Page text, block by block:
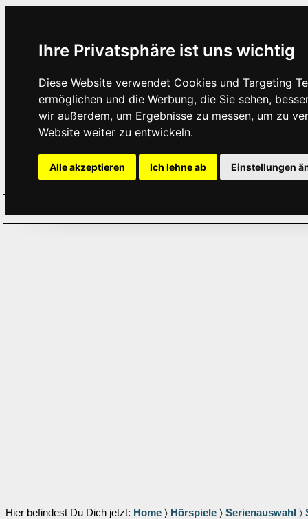
Ihre Privatsphäre ist uns wichtig
Diese Website verwendet Cookies und Targeting
ermöglichen und die Werbung, die Sie sehen,
wir außerdem, um Ergebnisse zu messen, um zu
Website weiter zu entwickeln.
Alle akzeptieren Ich lehne ab Einstellungen
Hier befindest Du Dich jetzt: Home 〉 Hörspiele 〉 Serienauswahl 〉